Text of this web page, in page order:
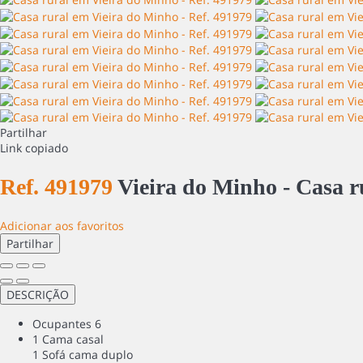
Partilhar
Link copiado
Ref. 491979 Vieira do Minho - Casa
Adicionar aos favoritos
Partilhar
DESCRIÇÃO
Ocupantes 6
1 Cama casal
1 Sofá cama duplo